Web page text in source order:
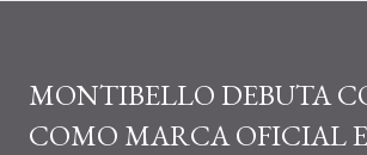
MONTIBELLO DEBUTA
COMO MARCA OFICIAL